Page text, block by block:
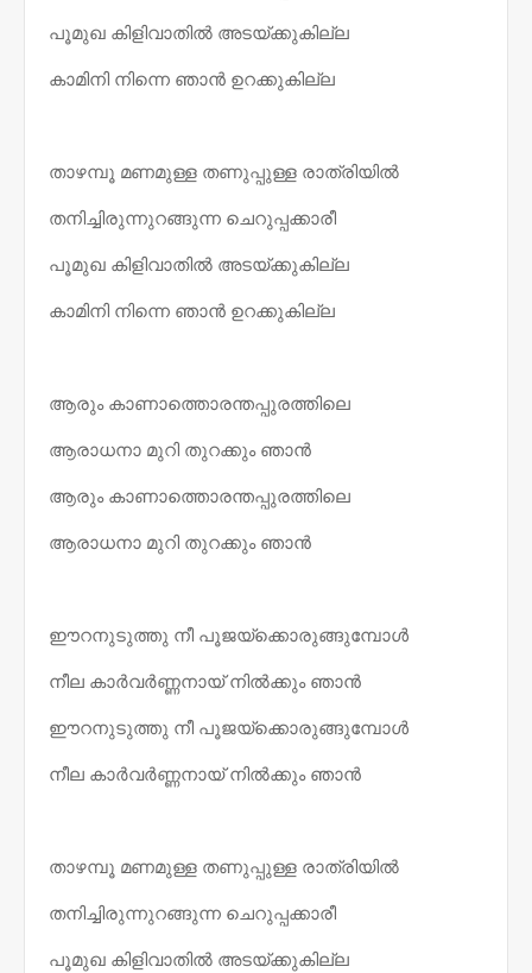
പൂമുഖ കിളിവാതിൽ അടയ്ക്കുകില്ല
കാമിനി നിന്നെ ഞാൻ ഉറക്കുകില്ല
താഴമ്പൂ മണമുള്ള തണുപ്പുള്ള രാത്രിയിൽ
തനിച്ചിരുന്നുറങ്ങുന്ന ചെറുപ്പക്കാരീ
പൂമുഖ കിളിവാതിൽ അടയ്ക്കുകില്ല
കാമിനി നിന്നെ ഞാൻ ഉറക്കുകില്ല
ആരും കാണാത്തൊരന്തപ്പുരത്തിലെ
ആരാധനാ മുറി തുറക്കും ഞാന്‍
ആരും കാണാത്തൊരന്തപ്പുരത്തിലെ
ആരാധനാ മുറി തുറക്കും ഞാന്‍
ഈറനുടുത്തു നീ പൂജയ്ക്കൊരുങ്ങുമ്പോൾ
നീല കാർവർണ്ണനായ്‌ നിൽക്കും ഞാൻ
ഈറനുടുത്തു നീ പൂജയ്ക്കൊരുങ്ങുമ്പോൾ
നീല കാർവർണ്ണനായ്‌ നിൽക്കും ഞാൻ
താഴമ്പൂ മണമുള്ള തണുപ്പുള്ള രാത്രിയിൽ
തനിച്ചിരുന്നുറങ്ങുന്ന ചെറുപ്പക്കാരീ
പൂമുഖ കിളിവാതിൽ അടയ്ക്കുകില്ല